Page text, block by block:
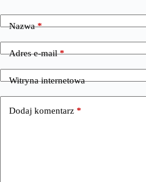
Nazwa*
Adres e-mail*
Witryna internetowa
Dodaj komentarz *